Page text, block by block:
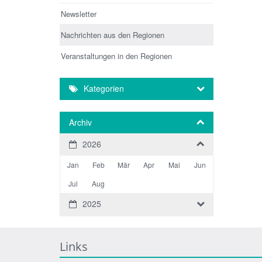
Newsletter
Nachrichten aus den Regionen
Veranstaltungen in den Regionen
Kategorien
Archiv
2026
Jan Feb Mär Apr Mai
Jun
Jul
Aug
2025
Links